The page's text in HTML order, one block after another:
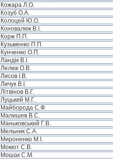
Кожара Л.О.
Козуб О.А.
Колоцей Ю.О.
Коновалюк В.І.
Корж П.П.
Кузьменко П.П.
Кунченко О.П.
Ландік В.І.
Лелюк О.В.
Лисов І.В.
Личук В.І.
Літвінов В.Г.
Луцький М.Г.
Майборода С.Ф.
Малишев В.С.
Маньковський Г.В.
Мельник С.А.
Мироненко М.І.
Момот С.В.
Мошак С.М.